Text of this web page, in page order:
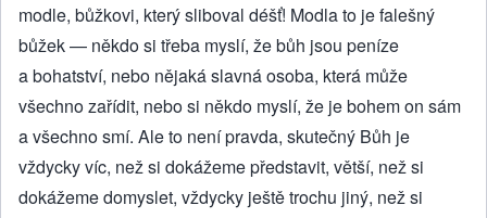
modle, bůžkovi, který sliboval déšť! Modla to je falešný
bůžek — někdo si třeba myslí, že bůh jsou peníze
a bohatství, nebo nějaká slavná osoba, která může
všechno zařídit, nebo si někdo myslí, že je bohem on sám
a všechno smí. Ale to není pravda, skutečný Bůh je
vždycky víc, než si dokážeme představit, větší, než si
dokážeme domyslet, vždycky ještě trochu jiný, než si